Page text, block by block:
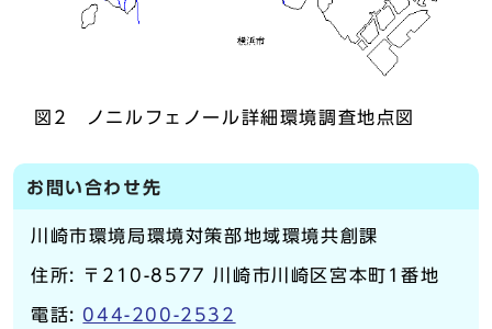
図2 ノニルフェノール詳細環境調査地点図
お問い合わせ先
川崎市環境局環境対策部地域環境共創課
住所: 〒210-8577 川崎市川崎区宮本町1番地
電話: 044-200-2532